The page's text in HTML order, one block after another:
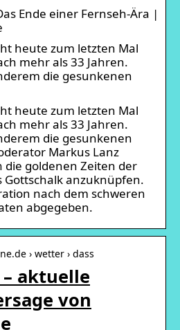
Ende einer Fernseh-Ära |
heute zum letzten Mal
mehr als 33 Jahren.
die gesunkenen
heute zum letzten Mal
mehr als 33 Jahren.
die gesunkenen
Markus Lanz
die goldenen Zeiten der
Gottschalk anzuknüpfen.
nach dem schweren
abgegeben.
› wetter › dass
aktuelle
von